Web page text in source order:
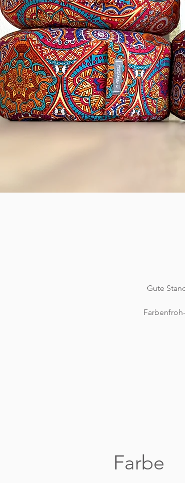
Gute
Farbe